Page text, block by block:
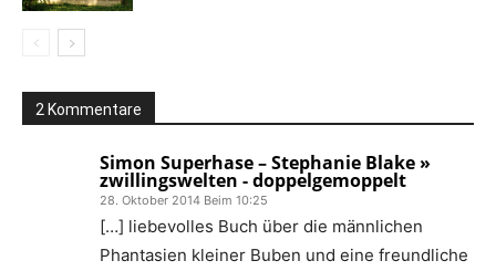
2 Kommentare
Simon Superhase – Stephanie Blake »
zwillingswelten - doppelgemoppelt
28. Oktober 2014 Beim 10:25
[…] liebevolles Buch über die männlichen
Phantasien kleiner Buben und eine freundliche